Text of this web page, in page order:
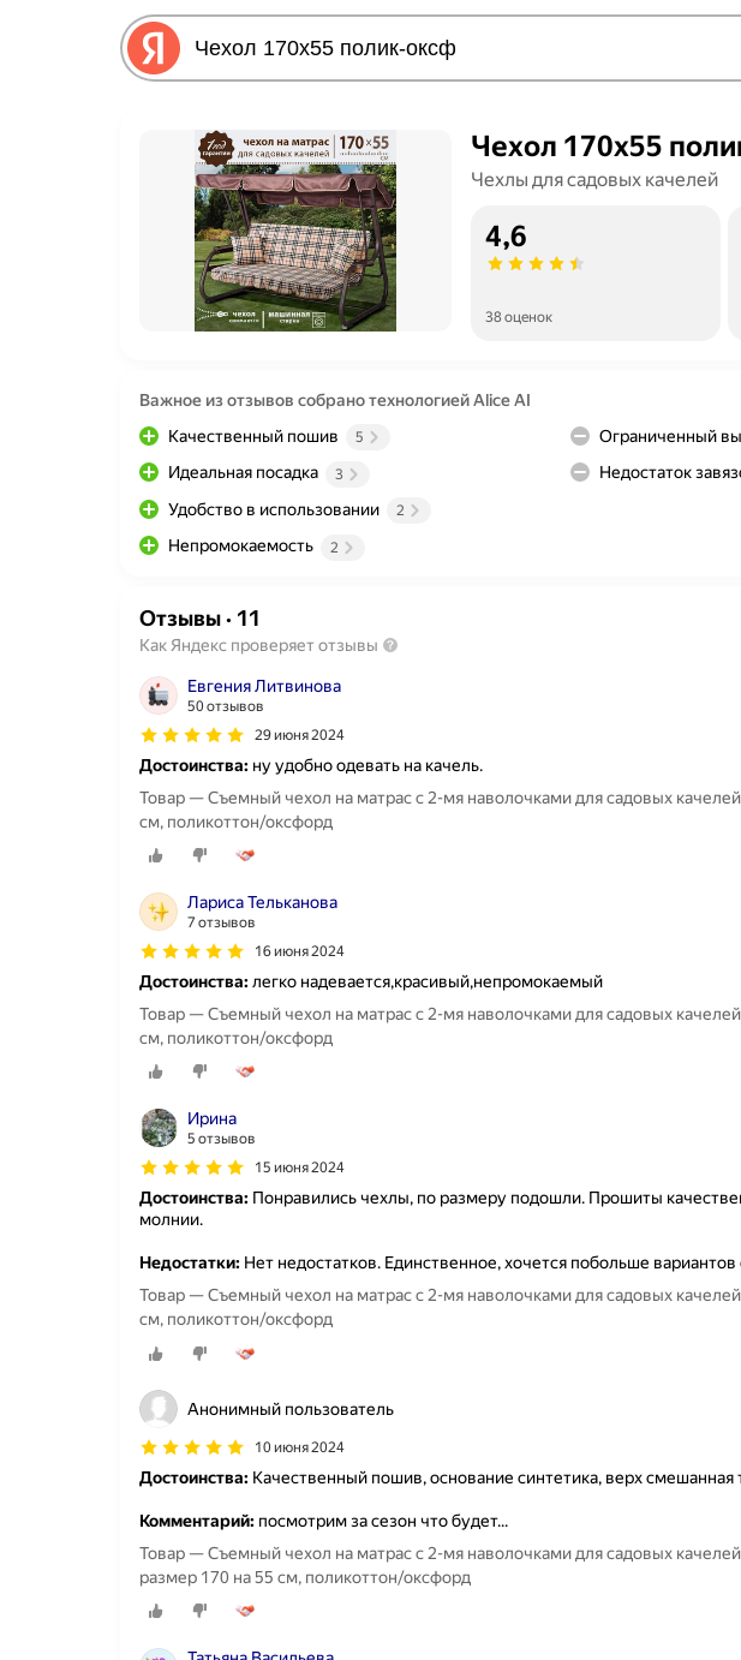
Чехол 170х55
Чехлы для садовых качелей
4,6
38 оценок
Важное из отзывов собрано технологией Alice AI
Качественный пошив
5
Идеальная посадка 3
Удобство в использовании 2
Непромокаемость 2
Ограниченный
Недостаток
Отзывы· 11
Как Яндекс проверяет отзывы
Евгения Литвинова
50 отзывов
29 июня 2024
Достоинства: ну удобно одевать на качель.
Товар — Съемный чехол на матрас с 2-мя наволочками для садовых
см, поликоттон/оксфорд
Лариса Тельканова
7 отзывов
16 июня 2024
Достоинства:легко надевается,красивый,непромокаемый
Товар — Съемный чехол на матрас с 2-мя наволочками для садовых
см, поликоттон/оксфорд
Ирина
5 отзывов
15 июня 2024
Достоинства: Понравились чехлы, по размеру подошли. Прошиты
молнии.
Недостатки: Нет недостатков. Единственное, хочется побольше вариантов
Товар — Съемный чехол на матрас с 2-мя наволочками для садовых
см, поликоттон/оксфорд
Анонимный пользователь
10 июня 2024
Достоинства: Качественный пошив, основание синтетика, верх смешанная
Комментарий: посмотрим за сезон что будет...
Товар — Съемный чехол на матрас с 2-мя наволочками для садовых
размер 170 на 55 см, поликоттон/оксфорд